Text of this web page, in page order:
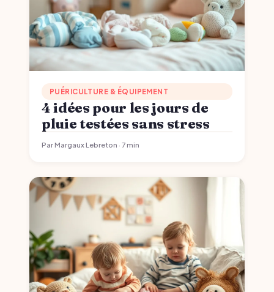
PUÉRICULTURE & ÉQUIPEMENT
4 idées pour les jours de
pluie testées sans stress
Par Margaux Lebreton · 7 min